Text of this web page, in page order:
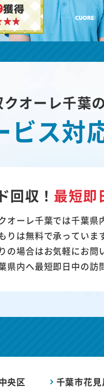
獲得
オーレ千葉
ビス対
回収！ 最短即
オーレ千葉では千葉
りは無料で承ってい
の場合はお気軽にお
県内へ最短即日中の訪
央区
千葉市花